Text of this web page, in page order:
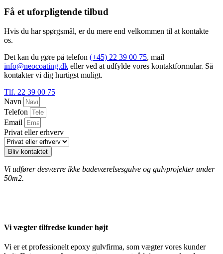
Få et uforpligtende tilbud
Hvis du har spørgsmål, er du mere end velkommen til at kontakte
os.
Det kan du gøre på telefon (+45) 22 39 00 75, mail
info@neocoating.dk eller ved at udfylde vores kontaktformular. Så
kontakter vi dig hurtigst muligt.
Tlf. 22 39 00 75
Navn
Telefon
Email
Privat eller erhverv
Bliv kontaktet
Vi udfører desværre ikke badeværelsesgulve og gulvprojekter under
50m2.
Vi vægter tilfredse kunder højt
Vi er et professionelt epoxy gulvfirma, som vægter vores kunder